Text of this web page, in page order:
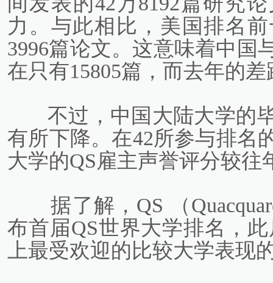
力。与此相比，美国排名
3996篇论文。这意味着中国
在只有15805篇，而去年的差
不过，中国大陆大学的
有所下降。在42所参与排名
大学的QS雇主声誉评分较往
据了解，QS （
布首届QS世界大学排名，
上最受欢迎的比较大学表现